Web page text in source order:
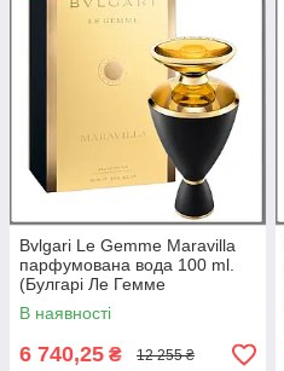
Bvlgari Le Gemme Maravilla
парфумована вода 100 ml.
(Булгарі Ле Гемме
Маравілла)
В наявності
6 740,25 ₴ 12 255 ₴